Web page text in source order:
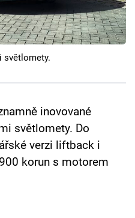
světlomety.
inovované
světlomety. Do
verzi liftback i
korun s motorem